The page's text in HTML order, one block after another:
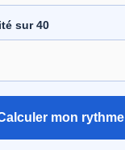
sur 40
mon rythme